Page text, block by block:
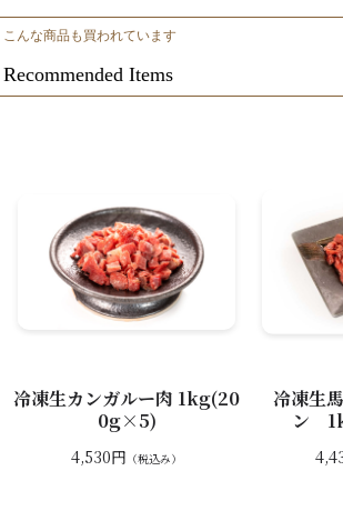
Recommended Items
こんな商品も買われています
冷凍生カンガルー肉 1kg(20
0g×5)
4,530円 （税込み）
冷凍生
ン